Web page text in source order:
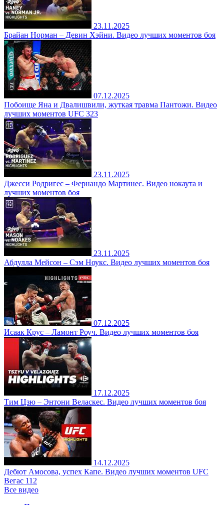
23.11.2025
Брайан Норман – Девин Хэйни. Видео лучших моментов боя
07.12.2025
Побоище Яна и Двалишвили, жуткая травма Пантожи. Видео
лучших моментов UFC 323
23.11.2025
Джесси Родригес – Фернандо Мартинес. Видео нокаута и
лучших моментов боя
23.11.2025
Абдулла Мейсон – Сэм Ноукс. Видео лучших моментов боя
07.12.2025
Исаак Крус – Ламонт Роуч. Видео лучших моментов боя
17.12.2025
Тим Цзю – Энтони Веласкес. Видео лучших моментов боя
14.12.2025
Дебют Амосова, успех Капе. Видео лучших моментов UFC
Вегас 112
Все видео